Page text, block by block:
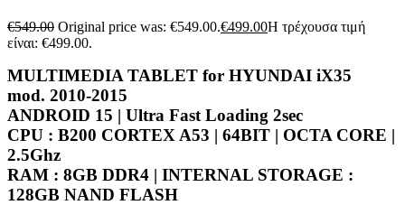
€549.00 Original price was: €549.00.€499.00Η τρέχουσα τιμή
είναι: €499.00.
MULTIMEDIA TABLET for HYUNDAI iX35
mod. 2010-2015
ANDROID 15 | Ultra Fast Loading 2sec
CPU : B200 CORTEX A53 | 64BIT | OCTA CORE |
2.5Ghz
RAM : 8GB DDR4 | INTERNAL STORAGE :
128GB NAND FLASH